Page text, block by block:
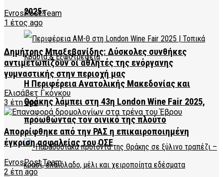
2025»
Η Περιφέρεια Ανατολικής Μακεδονίας και
Θράκης λάμπει στη 43η London Wine Fair 2025,
προωθώντας τον οινικό της πλούτο
EvrosPost Team
1 έτος ago
Δημήτρης Μπαξεβανίδης: Δύσκολες συνθήκες
αντιμετωπίζουν οι αθλητές της ενόργανης
γυμναστικής στην περιοχή μας
Ελισάβετ Γκόγκου
3 έτη ago
Απορρίφθηκε από την ΡΑΣ η επικαιροποιημένη
έγκριση ασφαλείας του ΟΣΕ
EvrosPost Team
2 έτη ago